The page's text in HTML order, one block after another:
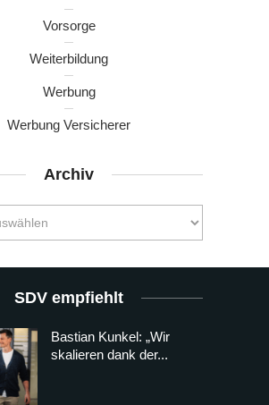
Vorsorge
Weiterbildung
Werbung
Werbung Versicherer
Archiv
SDV empfiehlt
Bastian Kunkel: „Wir
skalieren dank der...